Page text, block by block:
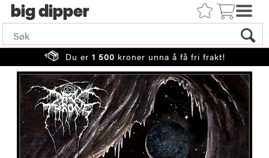
big
Du er 1 500 kroner unna å få fri frakt!